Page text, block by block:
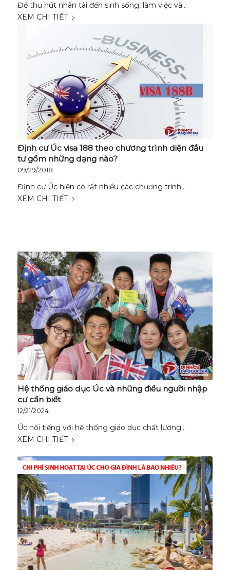
Để thu hút nhân tài đến sinh sống, làm việc và…
XEM CHI TIẾT
Định cư Úc visa 188 theo chương trình diện đầu
tư gồm những dạng nào?
09/29/2018
Định cư Úc hiện có rất nhiều các chương trình…
XEM CHI TIẾT
Hệ thống giáo dục Úc và những điều người nhập
cư cần biết
12/21/2024
Úc nổi tiếng với hệ thống giáo dục chất lượng…
XEM CHI TIẾT